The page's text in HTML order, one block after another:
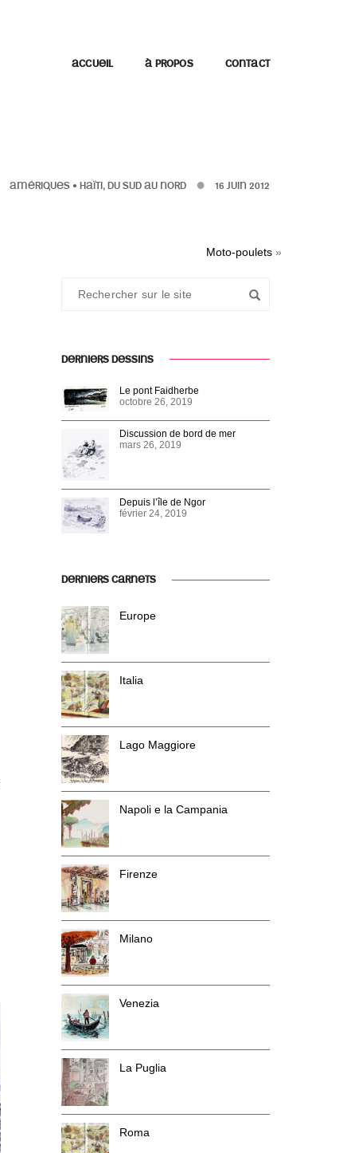
ACCUEIL À PROPOS CONTACT
AMÉRIQUES • HAÏTI, DU SUD AU NORD 16 JUIN 2012
Moto-poulets »
DERNIERS DESSINS
Le pont Faidherbe
octobre 26, 2019
Discussion de bord de mer
mars 26, 2019
Depuis l’île de Ngor
février 24, 2019
DERNIERS CARNETS
Europe
Italia
Lago Maggiore
Napoli e la Campania
Firenze
Milano
Venezia
La Puglia
Roma